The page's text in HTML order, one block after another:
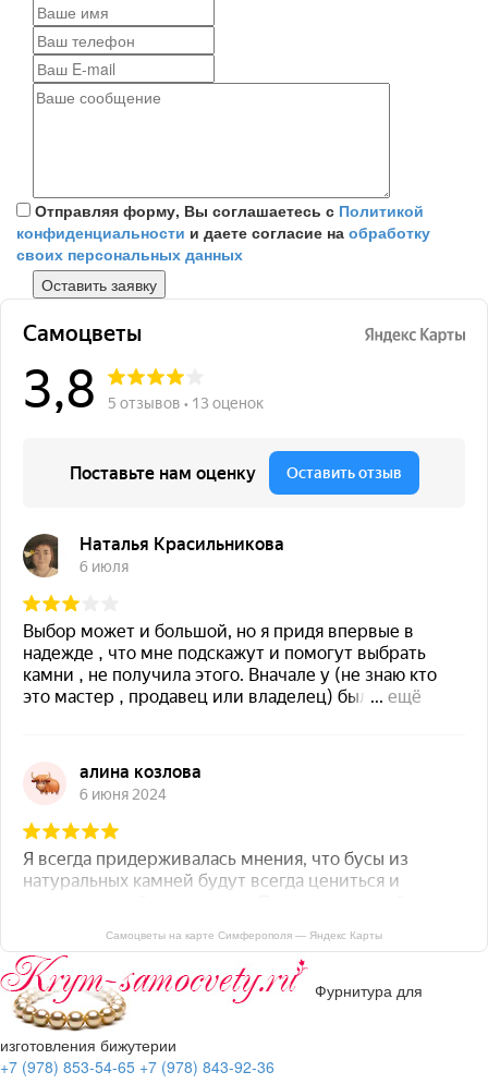
Отправляя форму, Вы соглашаетесь с Политикой
конфиденциальности и даете согласие на обработку
своих персональных данных
Самоцветы на карте Симферополя — Яндекс Карты
Фурнитура для
изготовления бижутерии
+7 (978) 853-54-65 +7 (978) 843-92-36